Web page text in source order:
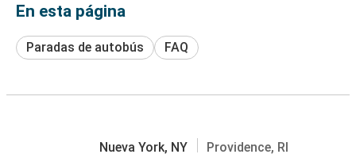
En esta página
Paradas de autobús FAQ
Nueva York, NY Providence, RI